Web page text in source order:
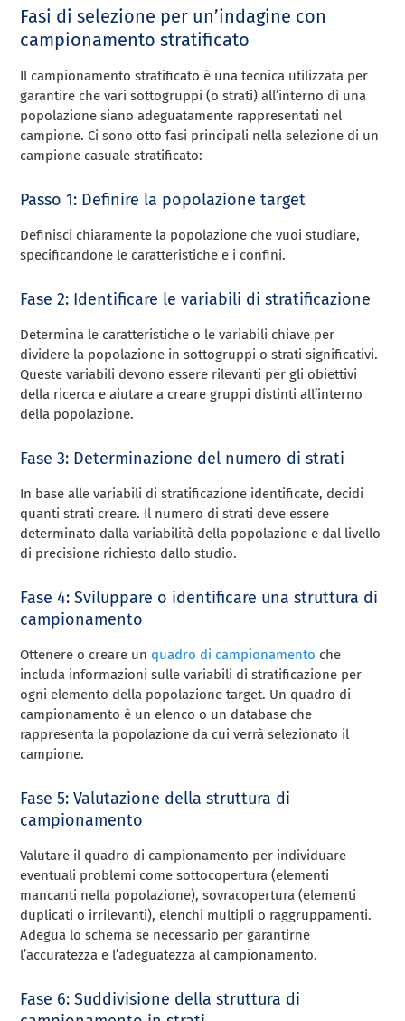
Fasi di selezione per un’indagine con
campionamento stratificato
Il campionamento stratificato è una tecnica utilizzata per
garantire che vari sottogruppi (o strati) all’interno di una
popolazione siano adeguatamente rappresentati nel
campione. Ci sono otto fasi principali nella selezione di un
campione casuale stratificato:
Passo 1: Definire la popolazione target
Definisci chiaramente la popolazione che vuoi studiare,
specificandone le caratteristiche e i confini.
Fase 2: Identificare le variabili di stratificazione
Determina le caratteristiche o le variabili chiave per
dividere la popolazione in sottogruppi o strati significativi.
Queste variabili devono essere rilevanti per gli obiettivi
della ricerca e aiutare a creare gruppi distinti all’interno
della popolazione.
Fase 3: Determinazione del numero di strati
In base alle variabili di stratificazione identificate, decidi
quanti strati creare. Il numero di strati deve essere
determinato dalla variabilità della popolazione e dal livello
di precisione richiesto dallo studio.
Fase 4: Sviluppare o identificare una struttura di
campionamento
Ottenere o creare un quadro di campionamento che
includa informazioni sulle variabili di stratificazione per
ogni elemento della popolazione target. Un quadro di
campionamento è un elenco o un database che
rappresenta la popolazione da cui verrà selezionato il
campione.
Fase 5: Valutazione della struttura di
campionamento
Valutare il quadro di campionamento per individuare
eventuali problemi come sottocopertura (elementi
mancanti nella popolazione), sovracopertura (elementi
duplicati o irrilevanti), elenchi multipli o raggruppamenti.
Adegua lo schema se necessario per garantirne
l’accuratezza e l’adeguatezza al campionamento.
Fase 6: Suddivisione della struttura di